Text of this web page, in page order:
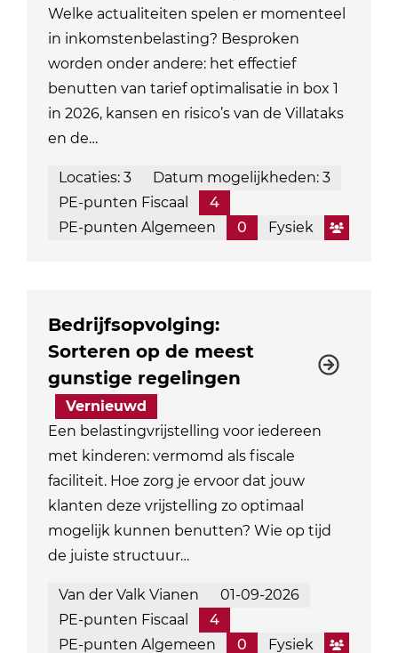
Welke actualiteiten spelen er momenteel
in inkomstenbelasting? Besproken
worden onder andere: het effectief
benutten van tarief optimalisatie in box 1
in 2026, kansen en risico’s van de Villataks
en de…
Locaties: 3
Datum mogelijkheden: 3
PE-punten Fiscaal
4
PE-punten Algemeen
0 Fysiek
Bedrijfsopvolging:
Sorteren op de meest
gunstige regelingen
Vernieuwd
Een belastingvrijstelling voor iedereen
met kinderen: vermomd als fiscale
faciliteit. Hoe zorg je ervoor dat jouw
klanten deze vrijstelling zo optimaal
mogelijk kunnen benutten? Wie op tijd
de juiste structuur…
Van der Valk Vianen
01-09-2026
PE-punten Fiscaal
4
PE-punten Algemeen
0 Fysiek